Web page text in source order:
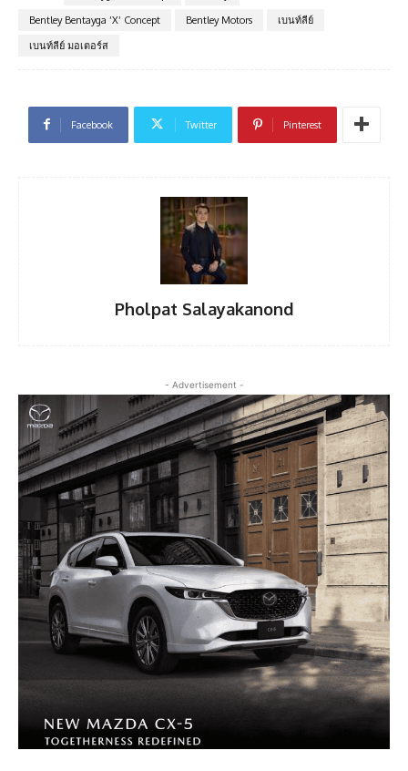
Bentley Bentayga ‘X’ Concept
Bentley Motors
เบนท์ลีย์
เบนท์ลีย์ มอเตอร์ส
Facebook Twitter Pinterest
Pholpat Salayakanond
- Advertisement -